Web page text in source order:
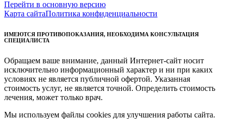
Перейти в основную версию
Карта сайтаПолитика конфиденциальности
ИМЕЮТСЯ ПРОТИВОПОКАЗАНИЯ, НЕОБХОДИМА КОНСУЛЬТАЦИЯ
СПЕЦИАЛИСТА
Обращаем ваше внимание, данный Интернет-сайт носит
исключительно информационный характер и ни при каких
условиях не является публичной офертой. Указанная
стоимость услуг, не является точной. Определить стоимость
лечения, может только врач.
Мы используем файлы cookies для улучшения работы сайта.